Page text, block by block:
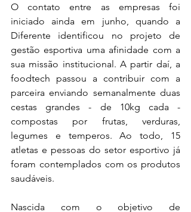
O contato entre as empresas foi
iniciado ainda em junho, quando a
Diferente identificou no projeto de
gestão esportiva uma afinidade com a
sua missão institucional. A partir daí, a
foodtech passou a contribuir com a
parceira enviando semanalmente duas
cestas grandes - de 10kg cada -
compostas por frutas, verduras,
legumes e temperos. Ao todo, 15
atletas e pessoas do setor esportivo já
foram contemplados com os produtos
saudáveis.
Nascida com o objetivo de